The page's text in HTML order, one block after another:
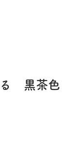
黒茶色